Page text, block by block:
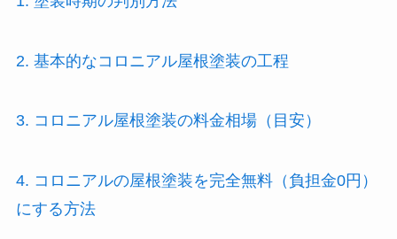
2. 基本的なコロニアル屋根塗装の工程
3. コロニアル屋根塗装の料金相場（目安）
4. コロニアルの屋根塗装を完全無料（負担金0円）
にする方法